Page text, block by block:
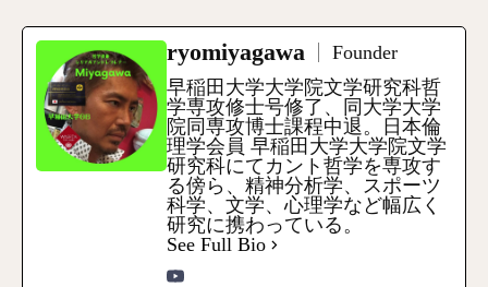
ryomiyagawa
Founder
早稲田大学大学院文学研究科哲
学専攻修士号修了、同大学大学
院同専攻博士課程中退。日本倫
理学会員 早稲田大学大学院文学
研究科にてカント哲学を専攻す
る傍ら、精神分析学、スポーツ
科学、文学、心理学など幅広く
研究に携わっている。
See Full Bio